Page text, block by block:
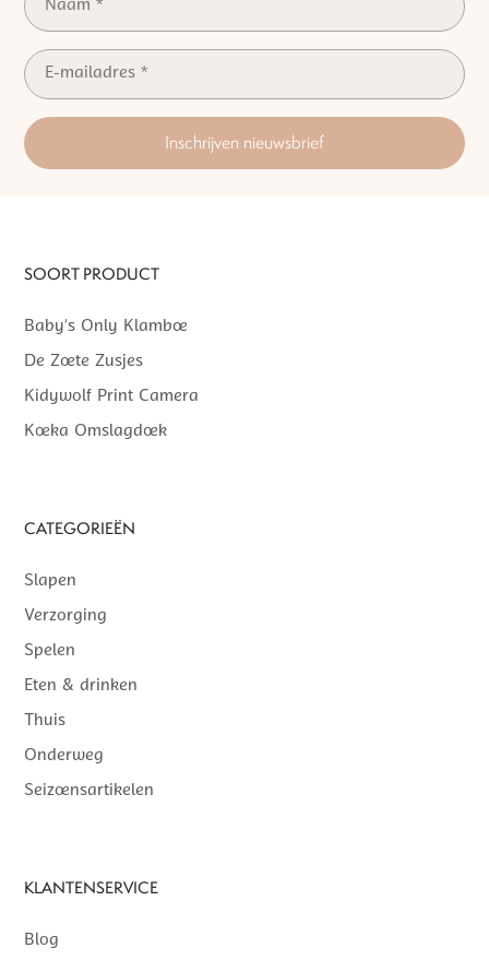
Inschrijven nieuwsbrief
SOORT PRODUCT
Baby’s Only Klamboe
De Zoete Zusjes
Kidywolf Print Camera
Koeka Omslagdoek
CATEGORIEËN
Slapen
Verzorging
Spelen
Eten & drinken
Thuis
Onderweg
Seizoensartikelen
KLANTENSERVICE
Blog